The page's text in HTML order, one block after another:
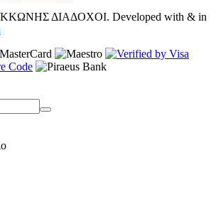
ΔΙΑΔΟΧΟΙ. Developed with & in